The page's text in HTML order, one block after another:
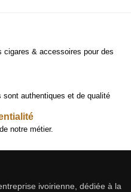
cigares & accessoires pour des
sont authentiques et de qualité
notre métier.
ivoirienne, dédiée à la